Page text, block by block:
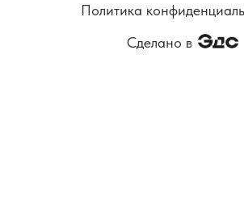
Сделано в
Политика